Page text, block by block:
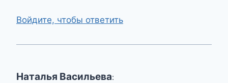
Войдите, чтобы ответить
Наталья Васильева: